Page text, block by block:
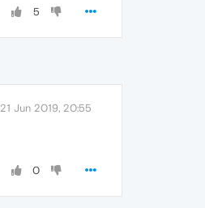
5
21 Jun 2019, 20:55
0